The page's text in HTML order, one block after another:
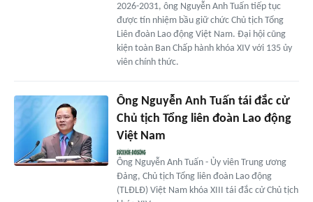
2026-2031, ông Nguyễn Anh Tuấn tiếp tục
được tín nhiệm bầu giữ chức Chủ tịch Tổng
Liên đoàn Lao động Việt Nam. Đại hội cũng
kiện toàn Ban Chấp hành khóa XIV với 135 ủy
viên chính thức.
Ông Nguyễn Anh Tuấn tái đắc cử
Chủ tịch Tổng liên đoàn Lao động
Việt Nam
Ông Nguyễn Anh Tuấn - Ủy viên Trung ương
Đảng, Chủ tịch Tổng liên đoàn Lao động
(TLĐLĐ) Việt Nam khóa XIII tái đắc cử Chủ tịch